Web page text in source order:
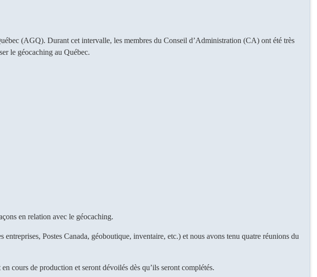
(AGQ). Durant cet intervalle, les membres du Conseil d’Administration (CA) ont été très
le géocaching au Québec.
en relation avec le géocaching.
Postes Canada, géoboutique, inventaire, etc.) et nous avons tenu quatre réunions du
cours de production et seront dévoilés dès qu’ils seront complétés.